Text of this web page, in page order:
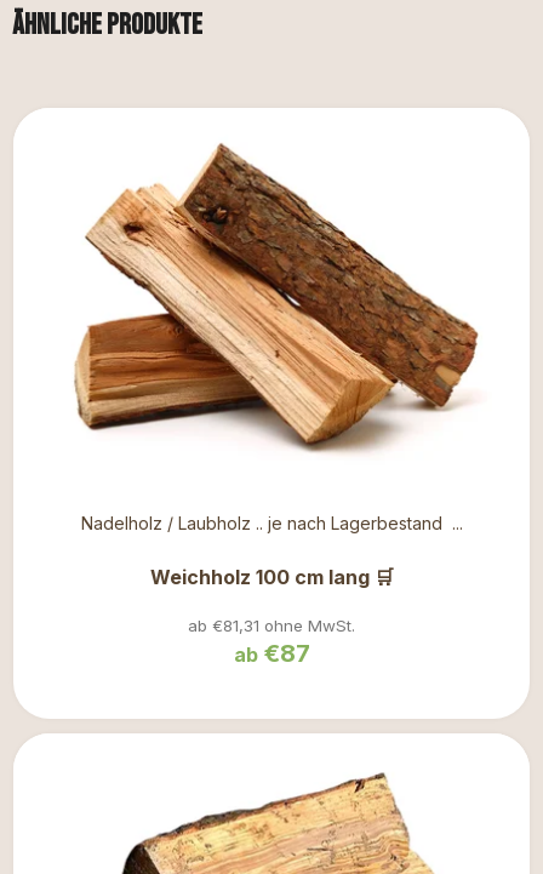
Ähnliche Produkte
Nadelholz / Laubholz .. je nach Lagerbestand ...
Weichholz 100 cm lang 🛒
ab €81,31 ohne MwSt.
ab€87